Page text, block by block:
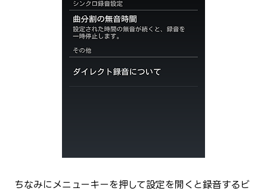
ちなみにメニューキーを押して設定を開くと録音するビ